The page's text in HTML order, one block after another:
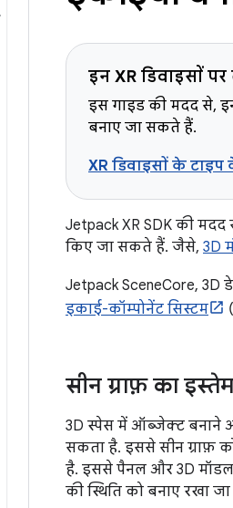
इन XR डिवाइसों पर
इस गाइड की मदद से,
बनाए जा सकते हैं.
XR डिवाइसों के
Jetpack XR SDK की
किए जा सकते हैं. जैसे, 3D
Jetpack SceneCore, 3D
इकाई-कॉम्पोनेंट सिस्टम
सीन ग्राफ़ का
3D स्पेस में ऑब्जेक्ट बनाने
सकता है. इससे सीन ग्राफ़
है. इससे पैनल और 3D मॉडल
की स्थिति को बनाए रखा